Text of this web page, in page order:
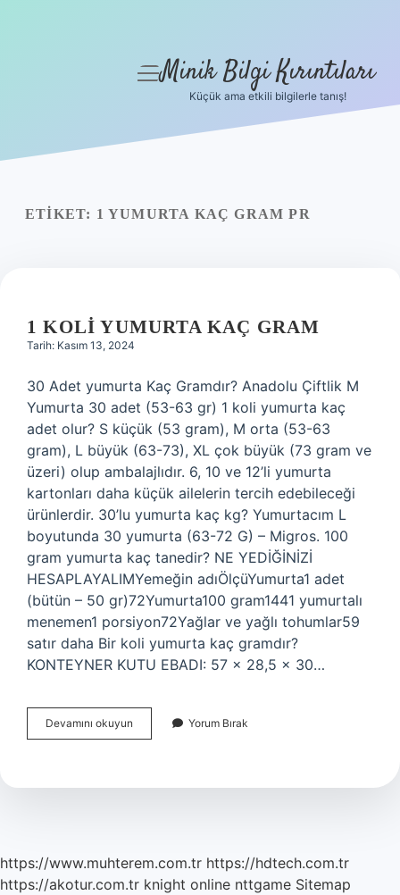
Yasal Uyarı
menüyü
Minik Bilgi Kırıntıları
Küçük ama etkili bilgilerle tanış!
ETIKET: 1 YUMURTA KAÇ GRAM PR
1 KOLI YUMURTA KAÇ GRAM
Tarih: Kasım 13, 2024
30 Adet yumurta Kaç Gramdır? Anadolu Çiftlik M
Yumurta 30 adet (53-63 gr) 1 koli yumurta kaç
adet olur? S küçük (53 gram), M orta (53-63
gram), L büyük (63-73), XL çok büyük (73 gram ve
üzeri) olup ambalajlıdır. 6, 10 ve 12’li yumurta
kartonları daha küçük ailelerin tercih edebileceği
ürünlerdir. 30’lu yumurta kaç kg? Yumurtacım L
boyutunda 30 yumurta (63-72 G) – Migros. 100
gram yumurta kaç tanedir? NE YEDİĞİNİZİ
HESAPLAYALIMYemeğin adıÖlçüYumurta1 adet
(bütün – 50 gr)72Yumurta100 gram1441 yumurtalı
menemen1 porsiyon72Yağlar ve yağlı tohumlar59
satır daha Bir koli yumurta kaç gramdır?
KONTEYNER KUTU EBADI: 57 x 28,5 x 30…
Devamını okuyun
Koli
Gram
Yorum Bırak
https://www.muhterem.com.tr https://hdtech.com.tr
https://akotur.com.tr knight online nttgame Sitemap